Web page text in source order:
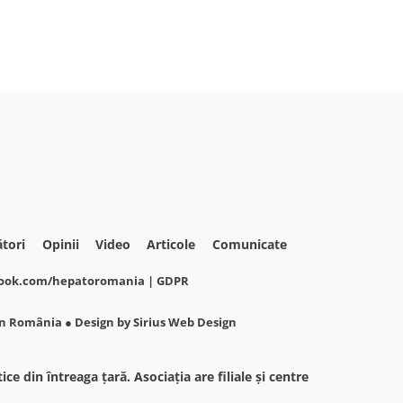
Opinii Video Articole Comunicate
hepatoromania | GDPR
România ● Design bySirius Web Design
din întreaga ţară. Asociaţia are filiale şi centre